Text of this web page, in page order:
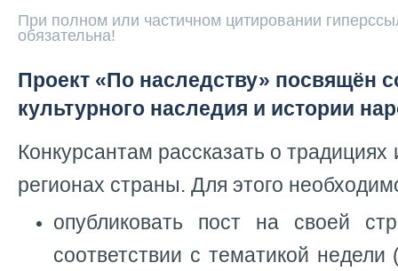
При полном или частичном цитировании
обязательна!
Проект «По наследству» посвящён
культурного наследия и истории
Конкурсантам рассказать о традициях
регионах страны. Для этого
опубликовать пост на своей
соответствии с тематикой